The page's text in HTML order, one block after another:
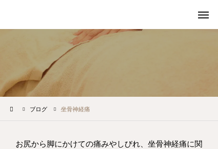
ブログ 坐骨神経痛
お尻から脚にかけての痛みやしびれ、坐骨神経痛に関
電話
HOME
初めての方へ